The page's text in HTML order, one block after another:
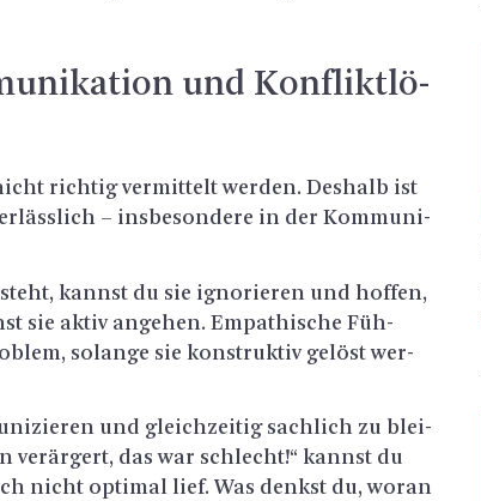
und Kon­flikt­lö­
rich­tig ver­mit­telt wer­den. Des­halb ist
– ins­be­son­de­re in der Kom­mu­ni­
kannst du sie igno­rie­ren und hof­fen,
sie aktiv an­ge­hen. Em­pa­thi­sche Füh­
so­lan­ge sie kon­struk­tiv ge­löst wer­
und gleich­zei­tig sach­lich zu blei­
ver­är­gert, das war schlecht!“ kannst du
nicht op­ti­mal lief. Was denkst du, woran